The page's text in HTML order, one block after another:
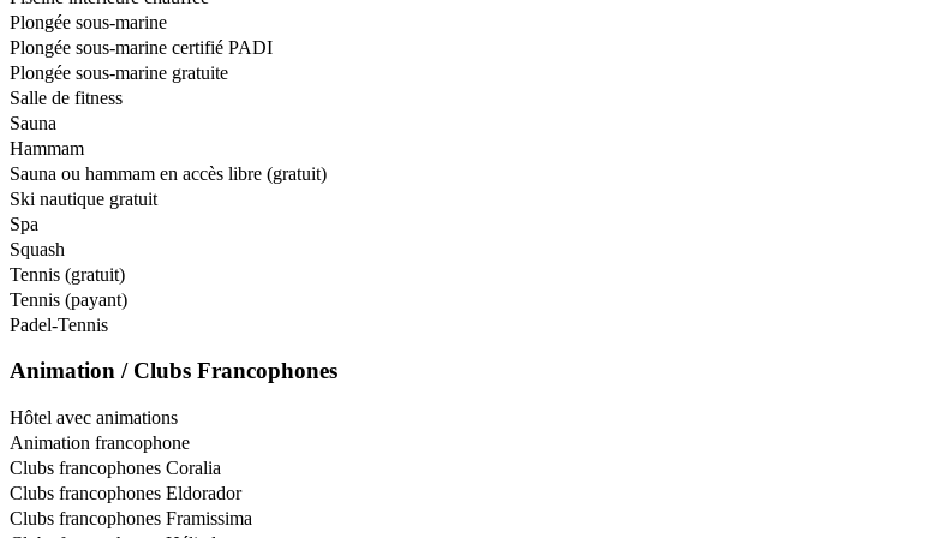
Plongée sous-marine
Plongée sous-marine certifié PADI
Plongée sous-marine gratuite
Salle de fitness
Sauna
Hammam
Sauna ou hammam en accès libre (gratuit)
Ski nautique gratuit
Spa
Squash
Tennis (gratuit)
Tennis (payant)
Padel-Tennis
Animation / Clubs Francophones
Hôtel avec animations
Animation francophone
Clubs francophones Coralia
Clubs francophones Eldorador
Clubs francophones Framissima